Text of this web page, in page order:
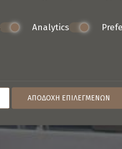
Analytics
ΑΠΟΔΟΧΉ ΕΠΙΛΕΓΜΈΝΩΝ